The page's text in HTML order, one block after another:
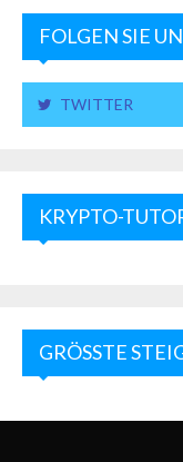
FOLGEN SIE
TWITTER
KRYPTO-
GRÖSSTE